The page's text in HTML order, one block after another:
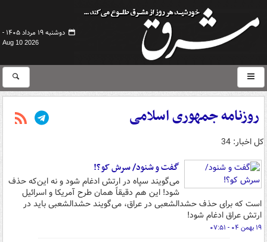
دوشنبه ۱۹ مرداد ۱۴۰۵ -
Aug 10 2026
روزنامه جمهوری اسلامی
کل اخبار: 34
گفت و شنود/ سرش کو؟!
می‌گویند سپاه در ارتش ادغام شود و نه این‌که حذف
شود! این هم دقیقاً همان طرح آمریکا و اسرائیل
است که برای حذف حشدالشعبی در عراق، می‌گویند حشدالشعبی باید در
ارتش عراق ادغام شود!
۱۹ بهمن ۰۴ - ۰۷:۵۱